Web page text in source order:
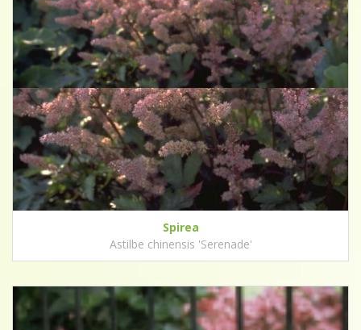
Spirea
Astilbe chinensis 'Serenade'